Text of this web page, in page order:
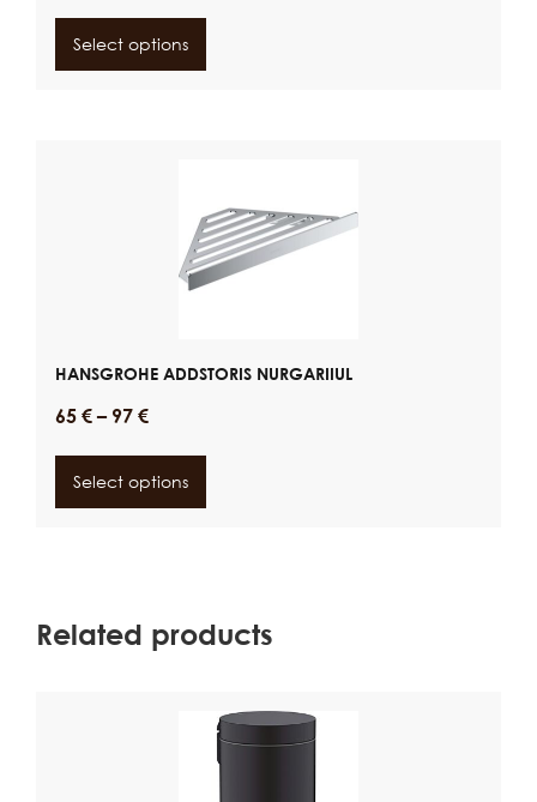
Select options
HANSGROHE ADDSTORIS NURGARIIUL
65 € – 97 €
Select options
Related products